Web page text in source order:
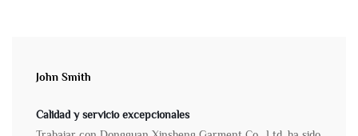
John Smith
Calidad y servicio excepcionales